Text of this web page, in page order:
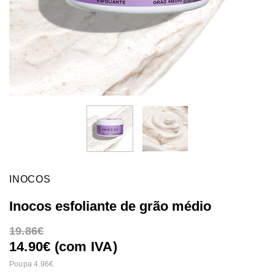
INOCOS
Inocos esfoliante de grão médio
19.86
14.90€ (com IVA)
Poupa 4.96